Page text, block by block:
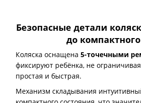
Безопасные детали
до
Коляска оснащена 5-точечными
фиксируют ребёнка, не
простая и быстрая.
Механизм складывания